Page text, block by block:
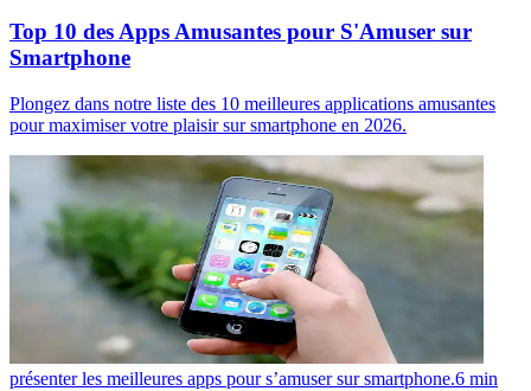
Top 10 des Apps Amusantes pour S'Amuser sur
Smartphone
Plongez dans notre liste des 10 meilleures applications amusantes
pour maximiser votre plaisir sur smartphone en 2026.
présenter les meilleures apps pour s’amuser sur smartphone.6 min